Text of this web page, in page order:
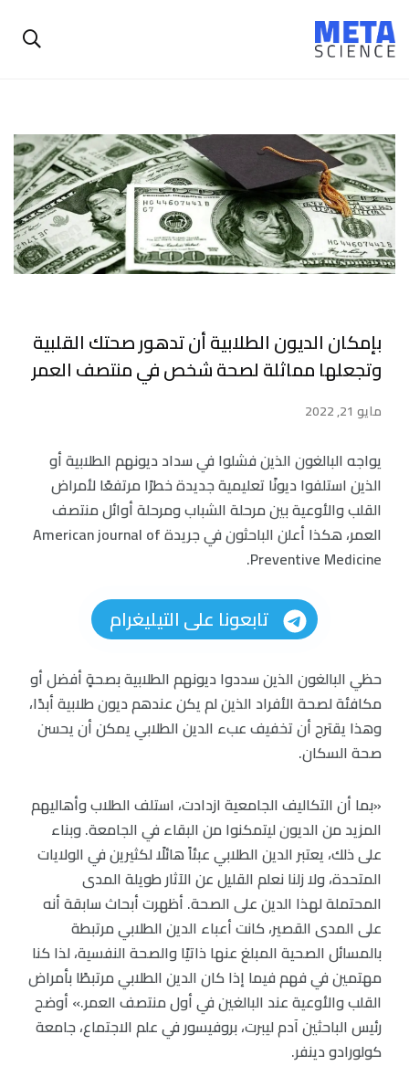
بإمكان الديون الطلابية أن تدهور صحتك القلبية
وتجعلها مماثلة لصحة شخص في منتصف العمر
مايو 21, 2022
يواجه البالغون الذين فشلوا في سداد ديونهم الطلابية أو
الذين استلفوا ديونًا تعليمية جديدة خطرًا مرتفعًا لأمراض
القلب والأوعية بين مرحلة الشباب ومرحلة أوائل منتصف
العمر، هكذا أعلن الباحثون في جريدة American journal of
Preventive Medicine.
تابعونا على التيليغرام
حظي البالغون الذين سددوا ديونهم الطلابية بصحةٍ أفضل أو
مكافئة لصحة الأفراد الذين لم يكن عندهم ديون طلابية أبدًا،
وهذا يقترح أن تخفيف عبء الدين الطلابي يمكن أن يحسن
صحة السكان.
«بما أن التكاليف الجامعية ازدادت، استلف الطلاب وأهاليهم
المزيد من الديون ليتمكنوا من البقاء في الجامعة. وبناء
على ذلك، يعتبر الدين الطلابي عبئاً هائلًا لكثيرين في الولايات
المتحدة، ولا زلنا نعلم القليل عن الآثار طويلة المدى
المحتملة لهذا الدين على الصحة. أظهرت أبحاث سابقة أنه
على المدى القصير، كانت أعباء الدين الطلابي مرتبطة
بالمسائل الصحية المبلغ عنها ذاتيًا والصحة النفسية، لذا كنا
مهتمين في فهم فيما إذا كان الدين الطلابي مرتبطًا بأمراض
القلب والأوعية عند البالغين في أول منتصف العمر.» أوضح
رئيس الباحثين آدم ليبرت، بروفيسور في علم الاجتماع، جامعة
كولورادو دينفر.